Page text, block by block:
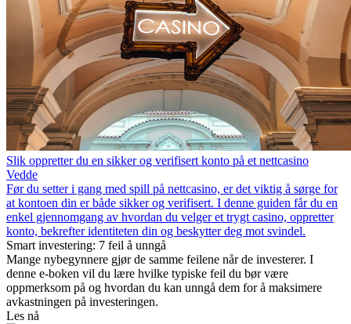
Slik oppretter du en sikker og verifisert konto på et nettcasino
Vedde
Før du setter i gang med spill på nettcasino, er det viktig å sørge for
at kontoen din er både sikker og verifisert. I denne guiden får du en
enkel gjennomgang av hvordan du velger et trygt casino, oppretter
konto, bekrefter identiteten din og beskytter deg mot svindel.
Smart investering: 7 feil å unngå
Mange nybegynnere gjør de samme feilene når de investerer. I
denne e-boken vil du lære hvilke typiske feil du bør være
oppmerksom på og hvordan du kan unngå dem for å maksimere
avkastningen på investeringen.
Les nå